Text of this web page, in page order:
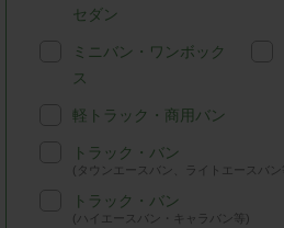
セダン
ミニバン・ワンボック
ス
軽トラック・商用バン
トラック・バン
(タウンエースバン、ライトエースバン
トラック・バン
(ハイエースバン・キャラバン等)